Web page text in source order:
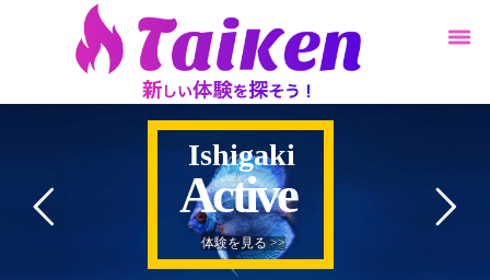
体験を見る >>
Ishigaki
Active